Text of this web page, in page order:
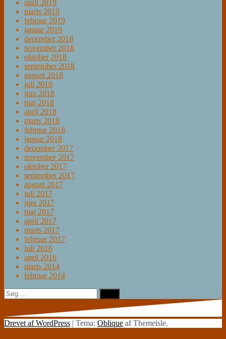
april 2019
marts 2019
februar 2019
januar 2019
december 2018
november 2018
oktober 2018
september 2018
august 2018
juli 2018
juni 2018
maj 2018
april 2018
marts 2018
februar 2018
januar 2018
december 2017
november 2017
oktober 2017
september 2017
august 2017
juli 2017
juni 2017
maj 2017
april 2017
marts 2017
februar 2017
juli 2016
april 2016
marts 2014
februar 2014
Søg
efter:
Drevet af WordPress | Tema: Oblique af Themeisle.